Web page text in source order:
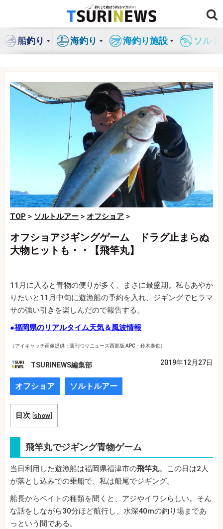
ン
船釣り 海釣り 海釣り施設 ソル
TOP > ソルトルアー > オフショア >
オフショアジギングゲーム ドラグ止まらぬ
大物ヒットも・・【飛竿丸】
11月に入ると青物の便りが多く、まさに最盛期。私もあやか
りたいと11月中旬に遊漁船の予約を入れ、ジギングでヒラマ
サの強い引きを楽しんだので報告する。
●福岡県のリアルタイム天気＆風波情報
（アイキャッチ画像提供：週刊つりニュース西部版 APC・鈴木泰也）
TSURINEWS編集部 2019年12月27日
オフショア ソルトルアー
目次 [show]
飛竿丸でジギング青物ゲーム
当日利用した遊漁船は福岡県福津市の飛竿丸。この日は2人
が落とし込みでの乗船で、私は船尾でジギング。
船長からベイトの種類を聞くと、アジやイワシらしい。そん
な話をしながら30分ほど航行し、水深40mの釣り場まであ
っという間である。